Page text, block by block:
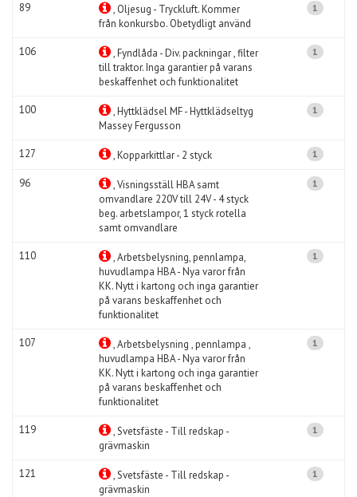
89
, Oljesug - Tryckluft. Kommer
från konkursbo. Obetydligt använd
1
106
, Fyndlåda - Div. packningar , filter
till traktor. Inga garantier på varans
beskaffenhet och funktionalitet
1
100
, Hyttklädsel MF - Hyttklädseltyg
Massey Fergusson
1
127 , Kopparkittlar - 2 styck 1
96
, Visningsställ HBA samt
omvandlare 220V till 24V - 4 styck
beg. arbetslampor, 1 styck rotella
samt omvandlare
1
110
, Arbetsbelysning, pennlampa,
huvudlampa HBA - Nya varor från
KK. Nytt i kartong och inga garantier
på varans beskaffenhet och
funktionalitet
1
107
, Arbetsbelysning , pennlampa ,
huvudlampa HBA - Nya varor från
KK. Nytt i kartong och inga garantier
på varans beskaffenhet och
funktionalitet
1
119
, Svetsfäste - Till redskap -
grävmaskin
1
121
, Svetsfäste - Till redskap -
grävmaskin
1